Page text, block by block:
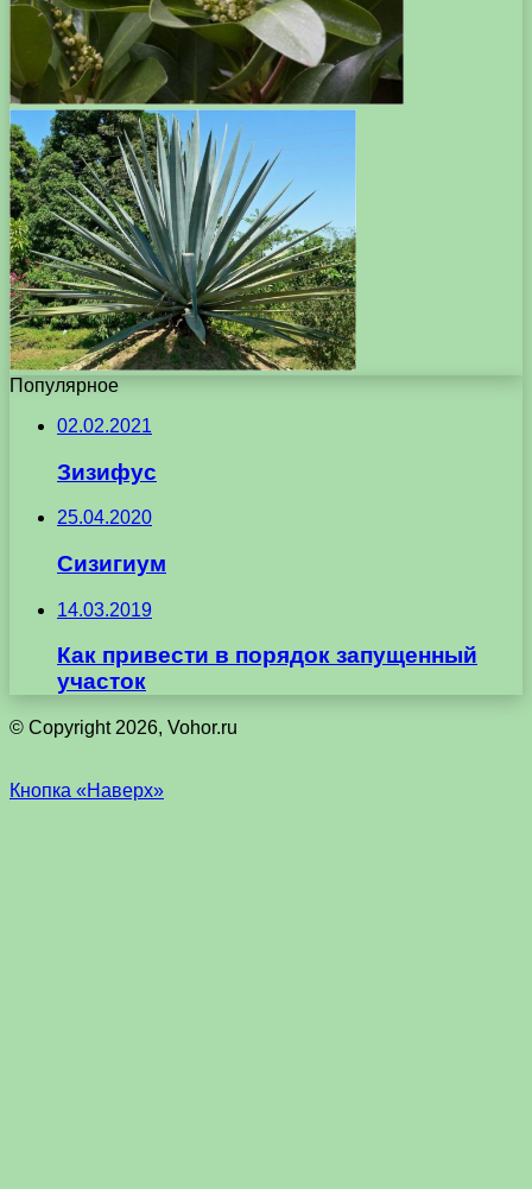
Популярное
02.02.2021
Зизифус
25.04.2020
Сизигиум
14.03.2019
Как привести в порядок запущенный
участок
© Copyright 2026, Vohor.ru
Кнопка «Наверх»